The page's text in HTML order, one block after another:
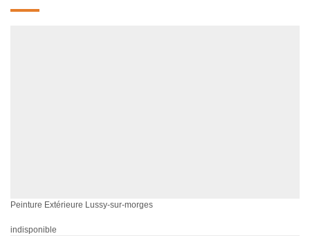
Peinture Extérieure Lussy-sur-morges
indisponible